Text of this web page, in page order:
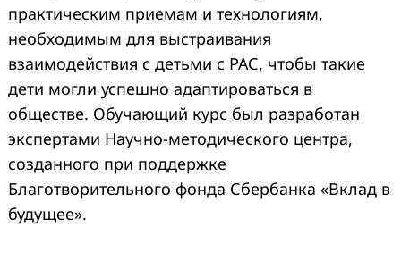
практическим приемам и технологиям,
необходимым для выстраивания
взаимодействия с детьми с РАС, чтобы такие
дети могли успешно адаптироваться в
обществе. Обучающий курс был разработан
экспертами Научно-методического центра,
созданного при поддержке
Благотворительного фонда Сбербанка «Вклад в
будущее».